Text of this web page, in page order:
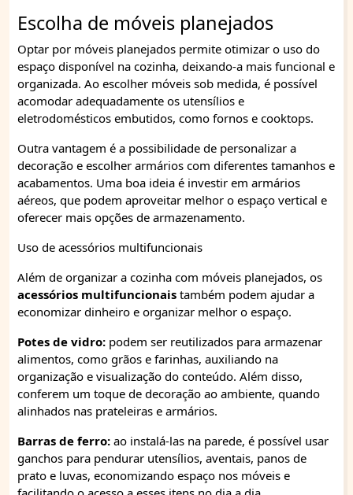
Escolha de móveis planejados
Optar por móveis planejados permite otimizar o uso do
espaço disponível na cozinha, deixando-a mais funcional e
organizada. Ao escolher móveis sob medida, é possível
acomodar adequadamente os utensílios e
eletrodomésticos embutidos, como fornos e cooktops.
Outra vantagem é a possibilidade de personalizar a
decoração e escolher armários com diferentes tamanhos e
acabamentos. Uma boa ideia é investir em armários
aéreos, que podem aproveitar melhor o espaço vertical e
oferecer mais opções de armazenamento.
Uso de acessórios multifuncionais
Além de organizar a cozinha com móveis planejados, os
acessórios multifuncionais também podem ajudar a
economizar dinheiro e organizar melhor o espaço.
Potes de vidro: podem ser reutilizados para armazenar
alimentos, como grãos e farinhas, auxiliando na
organização e visualização do conteúdo. Além disso,
conferem um toque de decoração ao ambiente, quando
alinhados nas prateleiras e armários.
Barras de ferro: ao instalá-las na parede, é possível usar
ganchos para pendurar utensílios, aventais, panos de
prato e luvas, economizando espaço nos móveis e